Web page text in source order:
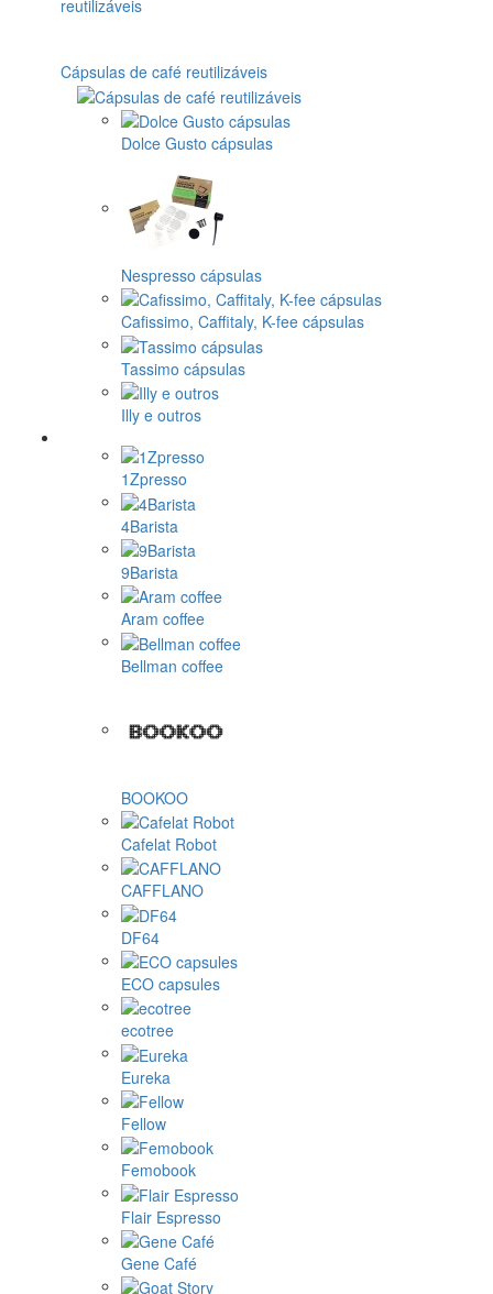
Cápsulas de café reutilizáveis
Dolce Gusto cápsulas
Nespresso cápsulas
Cafissimo, Caffitaly, K-fee cápsulas
Tassimo cápsulas
Illy e outros
1Zpresso
4Barista
9Barista
Aram coffee
Bellman coffee
BOOKOO
Cafelat Robot
CAFFLANO
DF64
ECO capsules
ecotree
Eureka
Fellow
Femobook
Flair Espresso
Gene Café